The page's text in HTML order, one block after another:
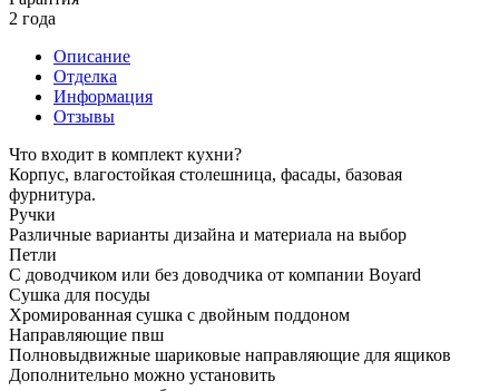
2 года
Описание
Отделка
Информация
Отзывы
Что входит в комплект кухни?
Корпус, влагостойкая столешница, фасады, базовая
фурнитура.
Ручки
Различные варианты дизайна и материала на выбор
Петли
С доводчиком или без доводчика от компании Boyard
Сушка для посуды
Хромированная сушка с двойным поддоном
Направляющие пвш
Полновыдвижные шариковые направляющие для ящиков
Дополнительно можно установить